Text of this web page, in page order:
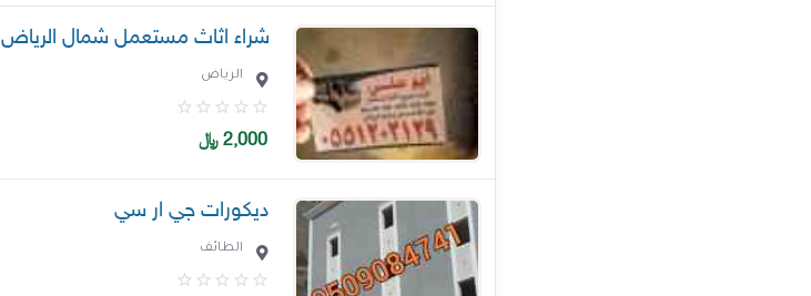
شراء اثاث مستعمل شمال الرياض
الرياض
2,000 ﷼
ديكورات جي ار سي
الطائف